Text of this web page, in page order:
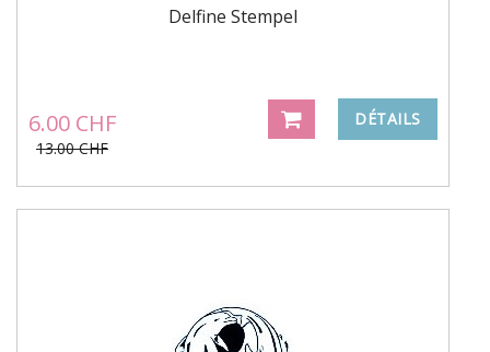
Delfine Stempel
6.00 CHF
13.00 CHF
DÉTAILS